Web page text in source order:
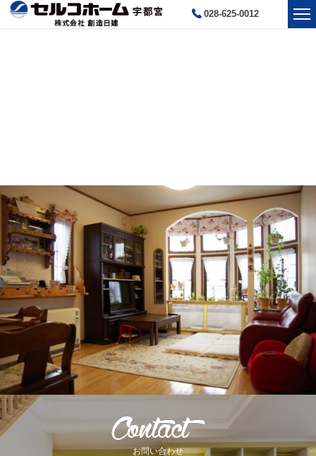
028-625-0012
お問い合わせ